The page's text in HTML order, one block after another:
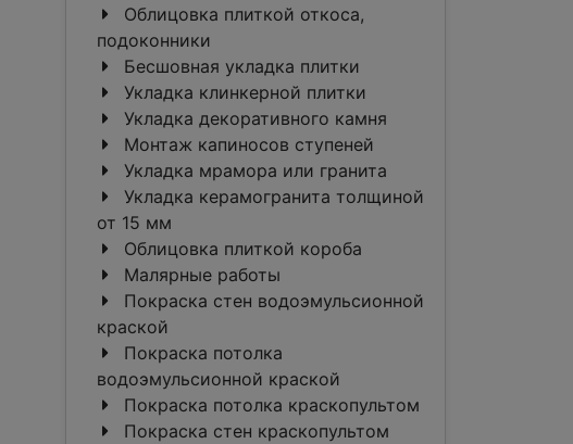
Облицовка плиткой откоса,
подоконники
Бесшовная укладка плитки
Укладка клинкерной плитки
Укладка декоративного камня
Монтаж капиносов ступеней
Укладка мрамора или гранита
Укладка керамогранита толщиной
от 15 мм
Облицовка плиткой короба
Малярные работы
Покраска стен водоэмульсионной
краской
Покраска потолка
водоэмульсионной краской
Покраска потолка краскопультом
Покраска стен краскопультом